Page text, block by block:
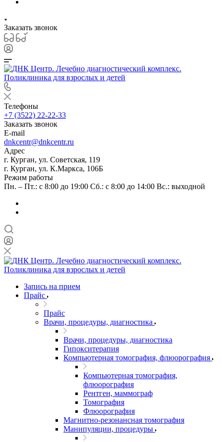
Заказать звонок
Телефоны
+7 (3522) 22-22-33
Заказать звонок
E-mail
dnkcentr@dnkcentr.ru
Адрес
г. Курган, ул. Советская, 119
г. Курган, ул. К.Маркса, 106Б
Режим работы
Пн. – Пт.: с 8:00 до 19:00 Сб.: с 8:00 до 14:00 Вс.: выходной
Запись на прием
Прайс
Прайс
Врачи, процедуры, диагностика
Врачи, процедуры, диагностика
Гипокситерапия
Компьютерная томография, флюорография
Компьютерная томография,
флюорография
Рентген, маммограф
Томография
Флюорография
Магнитно-резонансная томография
Манипуляции, процедуры